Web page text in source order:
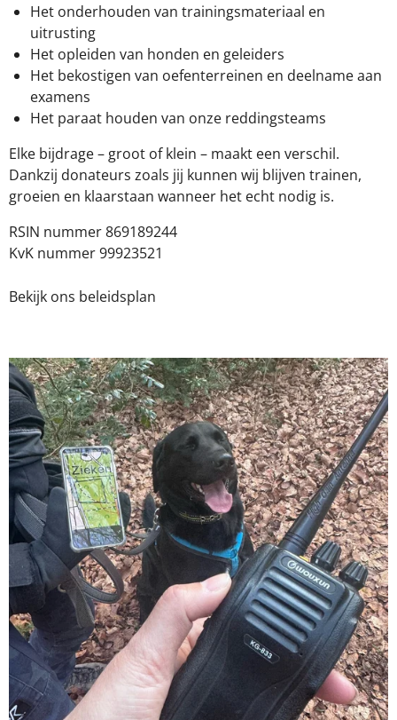
Het onderhouden van trainingsmateriaal en
uitrusting
Het opleiden van honden en geleiders
Het bekostigen van oefenterreinen en deelname aan
examens
Het paraat houden van onze reddingsteams
Elke bijdrage – groot of klein – maakt een verschil.
Dankzij donateurs zoals jij kunnen wij blijven trainen,
groeien en klaarstaan wanneer het echt nodig is.
RSIN nummer 869189244
KvK nummer 99923521
Bekijk ons beleidsplan